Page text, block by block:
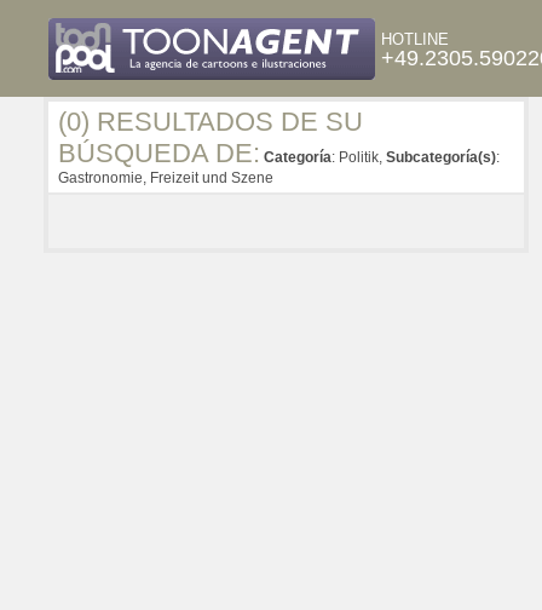
HOTLINE
(0) RESULTADOS DE SU
BÚSQUEDA DE: Categoría: Politik, Subcategoría(s):
Gastronomie, Freizeit und Szene